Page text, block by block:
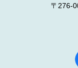
〒276-